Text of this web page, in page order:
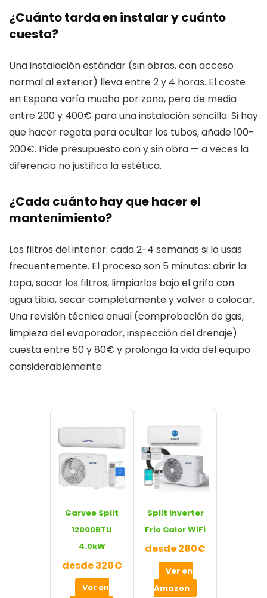
¿Cuánto tarda en instalar y cuánto
cuesta?
Una instalación estándar (sin obras, con acceso
normal al exterior) lleva entre 2 y 4 horas. El coste
en España varía mucho por zona, pero de media
entre 200 y 400€ para una instalación sencilla. Si hay
que hacer regata para ocultar los tubos, añade 100-
200€. Pide presupuesto con y sin obra — a veces la
diferencia no justifica la estética.
¿Cada cuánto hay que hacer el
mantenimiento?
Los filtros del interior: cada 2-4 semanas si lo usas
frecuentemente. El proceso son 5 minutos: abrir la
tapa, sacar los filtros, limpiarlos bajo el grifo con
agua tibia, secar completamente y volver a colocar.
Una revisión técnica anual (comprobación de gas,
limpieza del evaporador, inspección del drenaje)
cuesta entre 50 y 80€ y prolonga la vida del equipo
considerablemente.
Garvee Split
12000BTU
4.0kW
desde 320€
Ver en
Split Inverter
Frio Calor WiFi
desde 280€
Ver en
Amazon